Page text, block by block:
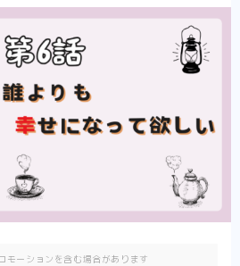
ィオ
ふわ姫様
モーションを含む場合があります